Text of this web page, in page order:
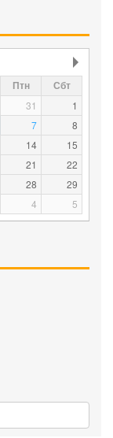
Птн Сбт
31
1
7
8
14
15
21
22
28
29
4 5